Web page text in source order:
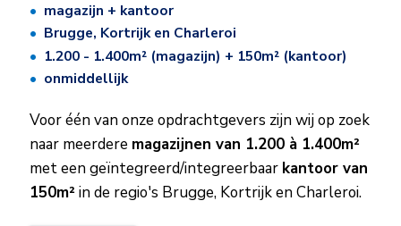
magazijn + kantoor
Brugge, Kortrijk en Charleroi
1.200 - 1.400m² (magazijn)​ + 150m² (kantoor)
onmiddellijk
Voor één van onze opdrachtgevers zijn wij op zoek
naar meerdere magazijnen van 1.200 à 1.400m²
met een geïntegreerd/integreerbaar kantoor van
150m² in de regio's Brugge, Kortrijk en Charleroi.